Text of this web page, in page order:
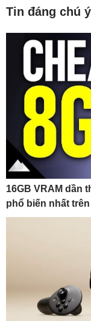
Tin đáng chú ý
16GB VRAM dần
phổ biến nhất